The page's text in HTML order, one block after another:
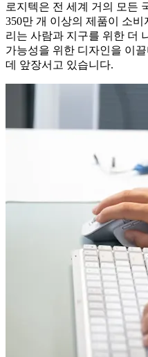
로지텍은 전 세계 거의 모든
350만 개 이상의 제품이 소
리는 사람과 지구를 위한 더
가능성을 위한 디자인을 이
데 앞장서고 있습니다.